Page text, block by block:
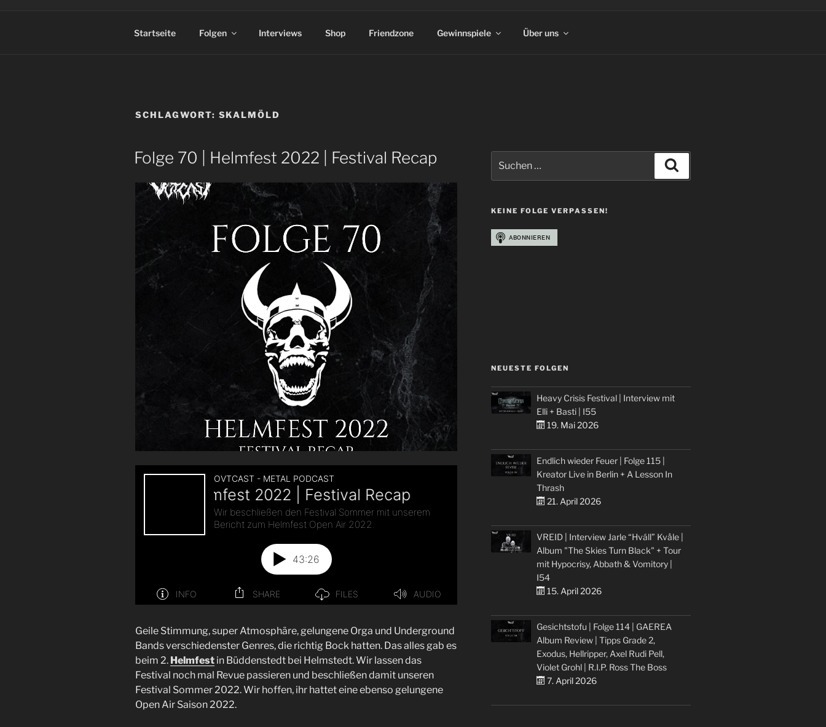
Startseite Folgen Interviews Shop Friendzone Gewinnspiele Über uns
SCHLAGWORT: SKALMÖLD
Folge 70 | Helmfest 2022 | Festival Recap
Geile Stimmung, super Atmosphäre, gelungene Orga und Underground
Bands verschiedenster Genres, die richtig Bock hatten. Das alles gab es
beim 2. Helmfest in Büddenstedt bei Helmstedt. Wir lassen das
Festival noch mal Revue passieren und beschließen damit unseren
Festival Sommer 2022. Wir hoffen, ihr hattet eine ebenso gelungene
Open Air Saison 2022.
nach:
KEINE FOLGE VERPASSEN!
NEUESTE FOLGEN
Heavy Crisis Festival | Interview mit
Elli + Basti | I55
19. Mai 2026
Endlich wieder Feuer | Folge 115 |
Kreator Live in Berlin + A Lesson In
Thrash
21. April 2026
VREID | Interview Jarle “Hváll” Kvåle |
Album "The Skies Turn Black" + Tour
mit Hypocrisy, Abbath & Vomitory |
I54
15. April 2026
Gesichtstofu | Folge 114 | GAEREA
Album Review | Tipps Grade 2,
Exodus, Hellripper, Axel Rudi Pell,
Violet Grohl | R.I.P. Ross The Boss
7. April 2026